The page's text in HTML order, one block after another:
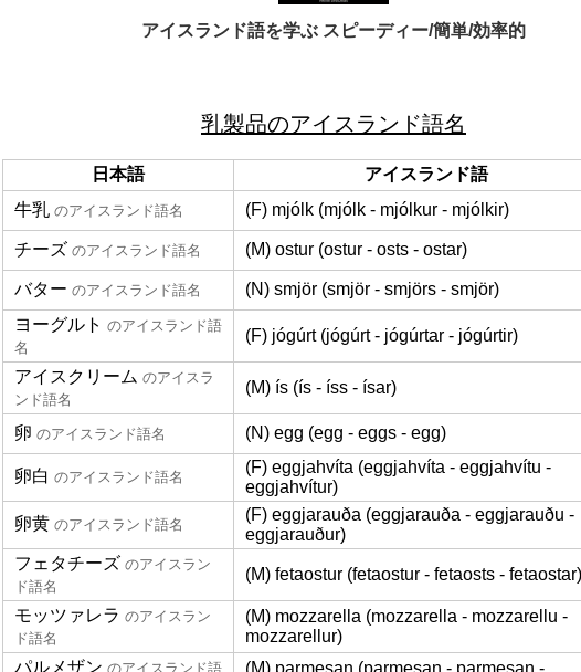
アイスランド語を学ぶ スピーディー/簡単/効率的
乳製品のアイスランド語名
日本語
アイスランド語
牛乳 のアイスランド語名 (F) mjólk (mjólk - mjólkur - mjólkir)
チーズ のアイスランド語名 (M) ostur (ostur - osts - ostar)
バター のアイスランド語名
(N) smjör (smjör - smjörs - smjör)
ヨーグルト のアイスランド語
名
(F) jógúrt (jógúrt - jógúrtar - jógúrtir)
アイスクリーム のアイスラ
ンド語名
(M) ís (ís - íss - ísar)
卵 のアイスランド語名 (N) egg (egg - eggs - egg)
卵白 のアイスランド語名
(F) eggjahvíta (eggjahvíta - eggjahvítu -
eggjahvítur)
卵黄 のアイスランド語名
(F) eggjarauða (eggjarauða - eggjarauðu -
eggjarauður)
フェタチーズ のアイスラン
ド語名
(M) fetaostur (fetaostur - fetaosts - fetaostar)
モッツァレラ のアイスラン
ド語名
(M) mozzarella (mozzarella - mozzarellu -
mozzarellur)
パルメザン のアイスランド語
(M) parmesan (parmesan - parmesan -